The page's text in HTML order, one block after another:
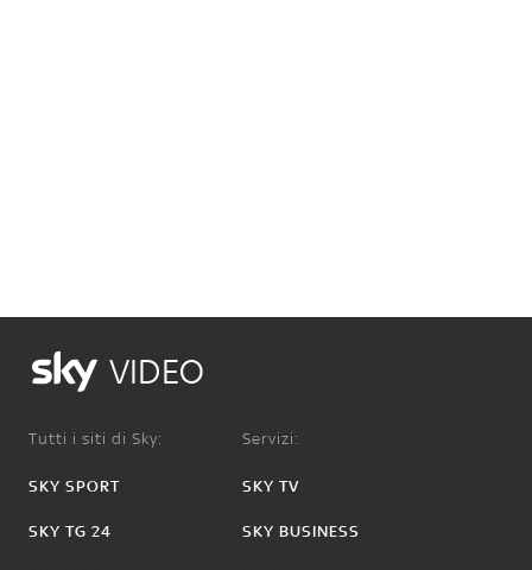
VIDEO
Tutti i siti di Sky:
SKY SPORT
SKY TG 24
Servizi:
SKY TV
SKY BUSINESS